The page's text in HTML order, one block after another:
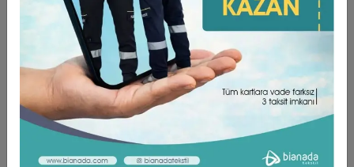
Taksit Seçenekleri Yorumlar
Dokunuşu yumuşak, yüksek oranda nefes alabilen rahat bir
kumaş türüdür.
Benzer Ürünler